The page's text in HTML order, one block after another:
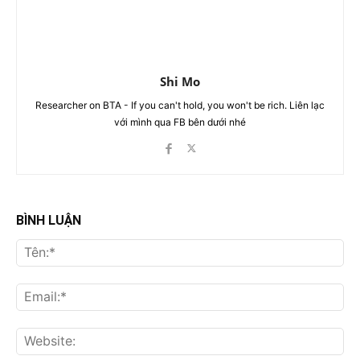
Shi Mo
Researcher on BTA - If you can't hold, you won't be rich. Liên lạc
với mình qua FB bên dưới nhé
BÌNH LUẬN